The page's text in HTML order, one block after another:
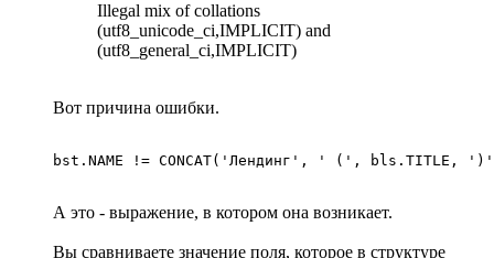
Illegal mix of collations
(utf8_unicode_ci,IMPLICIT) and
(utf8_general_ci,IMPLICIT)
Вот причина ошибки.
bst.NAME != CONCAT('Лендинг', ' (', bls.TITLE,
А это - выражение, в котором она возникает.
Вы сравниваете значение поля, которое в структуре